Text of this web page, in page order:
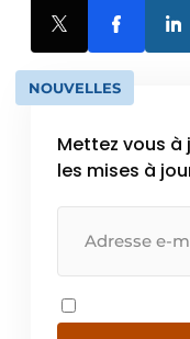
NOUVELLES
Mettez vous à
les mises à